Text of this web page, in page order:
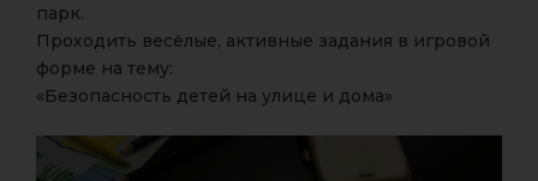
парк.
Проходить весёлые, активные задания в игровой
форме на тему:
«Безопасность детей на улице и дома»